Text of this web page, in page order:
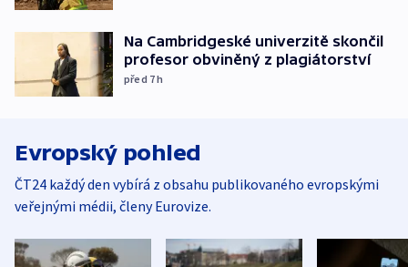
Na Cambridgeské univerzitě skončil
profesor obviněný z plagiátorství
před 7h
Evropský pohled
ČT24 každý den vybírá z obsahu publikovaného evropskými
veřejnými médii, členy Eurovize.